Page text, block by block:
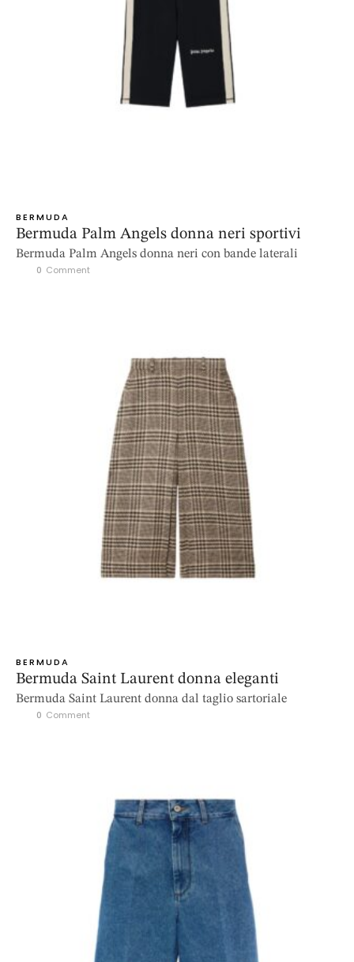
BERMUDA
Bermuda Palm Angels donna neri sportivi
Bermuda Palm Angels donna neri con bande laterali
0 Comment
BERMUDA
Bermuda Saint Laurent donna eleganti
Bermuda Saint Laurent donna dal taglio sartoriale
0 Comment